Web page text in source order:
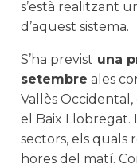
s’està realitzant
d’aquest sistema.
S’ha previst una
setembre ales
Vallès Occidental,
el Baix Llobregat.
sectors, els quals
hores del matí.